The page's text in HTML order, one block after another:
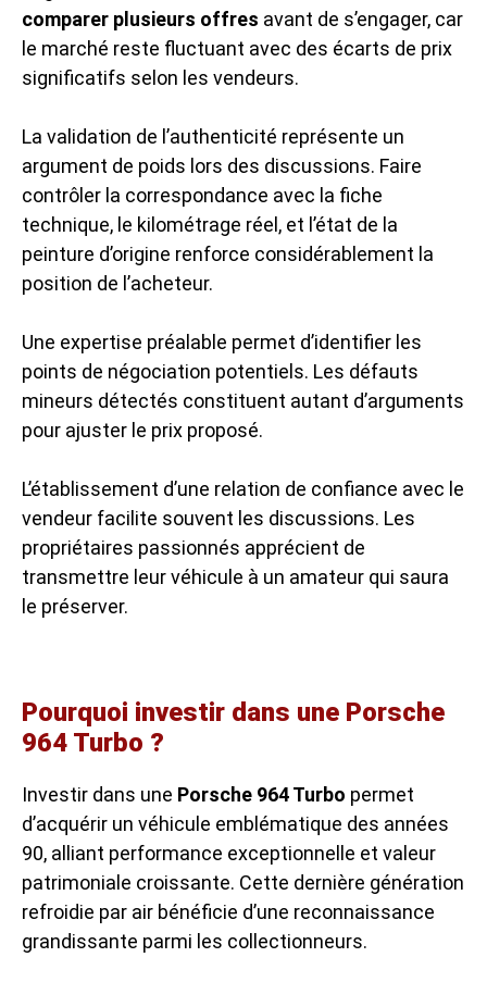
comparer plusieurs offres avant de s’engager, car
le marché reste fluctuant avec des écarts de prix
significatifs selon les vendeurs.
La validation de l’authenticité représente un
argument de poids lors des discussions. Faire
contrôler la correspondance avec la fiche
technique, le kilométrage réel, et l’état de la
peinture d’origine renforce considérablement la
position de l’acheteur.
Une expertise préalable permet d’identifier les
points de négociation potentiels. Les défauts
mineurs détectés constituent autant d’arguments
pour ajuster le prix proposé.
L’établissement d’une relation de confiance avec le
vendeur facilite souvent les discussions. Les
propriétaires passionnés apprécient de
transmettre leur véhicule à un amateur qui saura
le préserver.
Pourquoi investir dans une Porsche
964 Turbo ?
Investir dans une Porsche 964 Turbo permet
d’acquérir un véhicule emblématique des années
90, alliant performance exceptionnelle et valeur
patrimoniale croissante. Cette dernière génération
refroidie par air bénéficie d’une reconnaissance
grandissante parmi les collectionneurs.